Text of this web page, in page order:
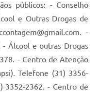
públicos: - Conselho
e Outras Drogas de
-
- Álcool e outras Drogas
- Centro de Atenção
Telefone (31) 3356-
3352-2362. - Centro de